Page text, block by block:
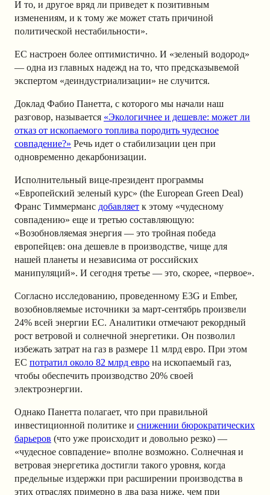
И то, и другое вряд ли приведет к позитивным
изменениям, и к тому же может стать причиной
политической нестабильности».
EC настроен более оптимистично. И «зеленый водород»
— одна из главных надежд на то, что предсказывемой
экспертом «деиндустриализации» не случится.
Доклад Фабио Панетта, с которого мы начали наш
разговор, называется «Экологичнее и дешевле: может ли
отказ от ископаемого топлива породить чудесное
совпадение?» Речь идет о стабилизации цен при
одновременно декарбонизации.
Исполнительный вице-президент программы
«Европейский зеленый курс» (the European Green Deal)
Франс Тиммерманс добавляет к этому «чудесному
совпадению» еще и третью составляющую:
«Возобновляемая энергия — это тройная победа
европейцев: она дешевле в производстве, чище для
нашей планеты и независима от российских
манипуляций». И сегодня третье — это, скорее, «первое».
Согласно исследованию, проведенному E3G и Ember,
возобновляемые источники за март-сентябрь произвели
24% всей энергии ЕС. Аналитики отмечают рекордный
рост ветровой и солнечной энергетики. Он позволил
избежать затрат на газ в размере 11 млрд евро. При этом
ЕС потратил около 82 млрд евро на ископаемый газ,
чтобы обеспечить производство 20% своей
электроэнергии.
Однако Панетта полагает, что при правильной
инвестиционной политике и снижении бюрократических
барьеров (что уже происходит и довольно резко) —
«чудесное совпадение» вполне возможно. Солнечная и
ветровая энергетика достигли такого уровня, когда
предельные издержки при расширении производства в
этих отраслях примерно в два раза ниже, чем при